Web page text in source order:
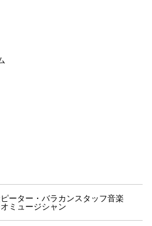
ピーター・バラカンスタッフ音楽
ミュージシャン